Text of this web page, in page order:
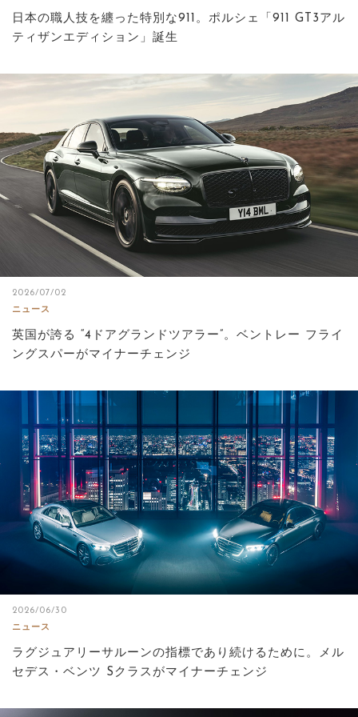
日本の職人技を纏った特別な911。ポルシェ「911 GT3アル
ティザンエディション」誕生
2026/07/02
ニュース
英国が誇る “4ドアグランドツアラー”。ベントレー フライ
ングスパーがマイナーチェンジ
2026/06/30
ニュース
ラグジュアリーサルーンの指標であり続けるために。メル
セデス・ベンツ Sクラスがマイナーチェンジ